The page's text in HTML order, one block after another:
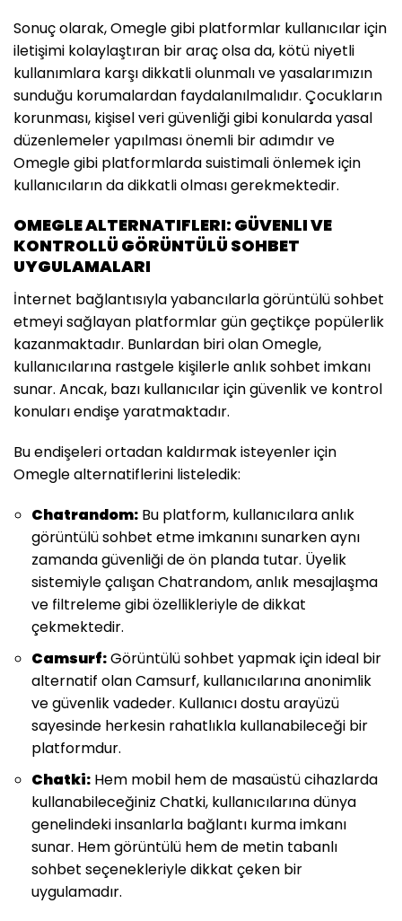
Sonuç olarak, Omegle gibi platformlar kullanıcılar için
iletişimi kolaylaştıran bir araç olsa da, kötü niyetli
kullanımlara karşı dikkatli olunmalı ve yasalarımızın
sunduğu korumalardan faydalanılmalıdır. Çocukların
korunması, kişisel veri güvenliği gibi konularda yasal
düzenlemeler yapılması önemli bir adımdır ve
Omegle gibi platformlarda suistimali önlemek için
kullanıcıların da dikkatli olması gerekmektedir.
OMEGLE ALTERNATIFLERI: GÜVENLI VE
KONTROLLÜ GÖRÜNTÜLÜ SOHBET
UYGULAMALARI
İnternet bağlantısıyla yabancılarla görüntülü sohbet
etmeyi sağlayan platformlar gün geçtikçe popülerlik
kazanmaktadır. Bunlardan biri olan Omegle,
kullanıcılarına rastgele kişilerle anlık sohbet imkanı
sunar. Ancak, bazı kullanıcılar için güvenlik ve kontrol
konuları endişe yaratmaktadır.
Bu endişeleri ortadan kaldırmak isteyenler için
Omegle alternatiflerini listeledik:
Chatrandom: Bu platform, kullanıcılara anlık
görüntülü sohbet etme imkanını sunarken aynı
zamanda güvenliği de ön planda tutar. Üyelik
sistemiyle çalışan Chatrandom, anlık mesajlaşma
ve filtreleme gibi özellikleriyle de dikkat
çekmektedir.
Camsurf:Görüntülü sohbet yapmak için ideal bir
alternatif olan Camsurf, kullanıcılarına anonimlik
ve güvenlik vadeder. Kullanıcı dostu arayüzü
sayesinde herkesin rahatlıkla kullanabileceği bir
platformdur.
Chatki: Hem mobil hem de masaüstü cihazlarda
kullanabileceğiniz Chatki, kullanıcılarına dünya
genelindeki insanlarla bağlantı kurma imkanı
sunar. Hem görüntülü hem de metin tabanlı
sohbet seçenekleriyle dikkat çeken bir
uygulamadır.